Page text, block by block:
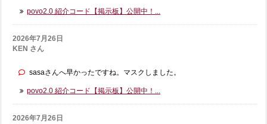
povo2.0 紹介コード【掲示板】公開中！...
2026年7月26日
KEN さん
sasaさんへ早かったですね。マスクしました。
povo2.0 紹介コード【掲示板】公開中！...
2026年7月26日